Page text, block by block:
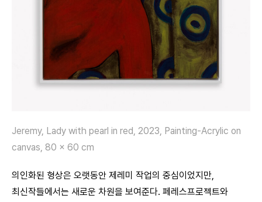
Jeremy, Lady with pearl in red, 2023, Painting-Acrylic on
canvas, 80 x 60 cm
의인화된 형상은 오랫동안 제레미 작업의 중심이었지만,
최신작들에서는 새로운 차원을 보여준다. 페레스프로젝트와